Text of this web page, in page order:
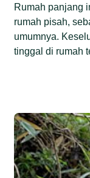
Rumah panjang
rumah pisah,
umumnya.
tinggal di rumah